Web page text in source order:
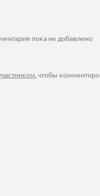
пока не добавлено
, чтобы